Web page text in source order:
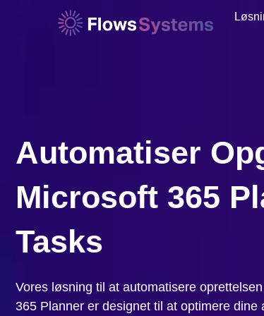
Automatiser
Microsoft 365
Tasks
Vores løsning til at automatisere
365 Planner er designet til at optimere